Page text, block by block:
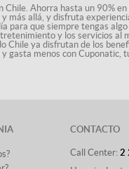
Ahorra hasta un 90%
más allá, y disfruta
para que siempre tengas
y los servicios
Chile ya disfrutan de los
gasta menos con Cuponatic,
CONTACTO
Call Center: 2